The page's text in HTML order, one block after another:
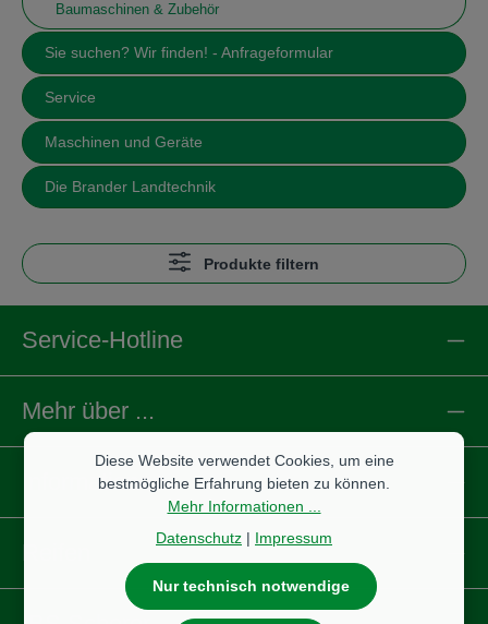
Baumaschinen & Zubehör
Sie suchen? Wir finden! - Anfrageformular
Service
Maschinen und Geräte
Die Brander Landtechnik
Produkte filtern
Service-Hotline
Mehr über ...
Informationen
Diese Website verwendet Cookies, um eine
bestmögliche Erfahrung bieten zu können.
Mehr Informationen ...
Datenschutz | Impressum
Nur technisch notwendige